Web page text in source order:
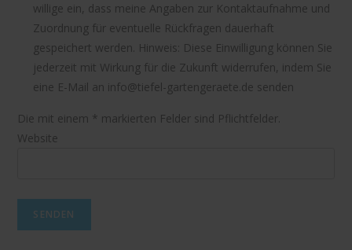
willige ein, dass meine Angaben zur Kontaktaufnahme und
Zuordnung für eventuelle Rückfragen dauerhaft
gespeichert werden. Hinweis: Diese Einwilligung können Sie
jederzeit mit Wirkung für die Zukunft widerrufen, indem Sie
eine E-Mail an info@tiefel-gartengeraete.de senden
Die mit einem * markierten Felder sind Pflichtfelder.
Website
SENDEN